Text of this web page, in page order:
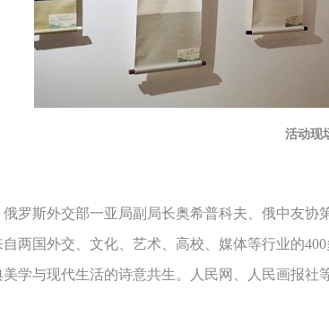
活动现
斯外交部一亚局副局长奥希普科夫、俄中友协
两国外交、文化、艺术、高校、媒体等行业的
学与现代生活的诗意共生。人民网、人民画报社